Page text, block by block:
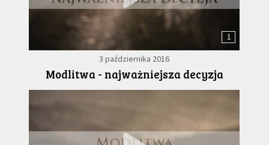
1
3 października 2016
Modlitwa - najważniejsza decyzja